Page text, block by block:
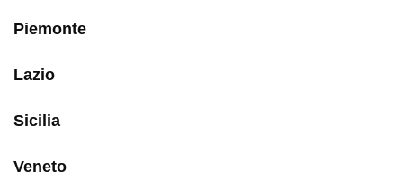
Piemonte
Lazio
Sicilia
Veneto